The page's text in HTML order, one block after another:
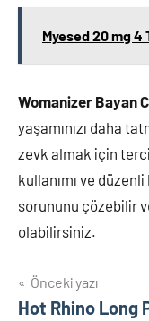
Myesed 20 mg 4
Womanizer Bayan
yaşamınızı daha
zevk almak için
kullanımı ve
sorununu çözebilir
olabilirsiniz.
Yazı
Önceki yazı
Hot Rhino Long